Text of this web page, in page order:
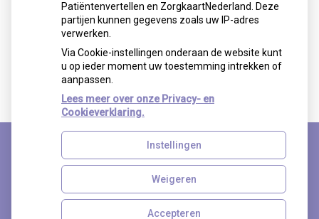
Uw Zorg Online|Beheer
Patiëntenvertellen en ZorgkaartNederland. Deze
partijen kunnen gegevens zoals uw IP-adres
verwerken.
Via Cookie-instellingen onderaan de website kunt
u op ieder moment uw toestemming intrekken of
aanpassen.
Lees meer over onze Privacy- en
Cookieverklaring.
Instellingen
Weigeren
Accepteren